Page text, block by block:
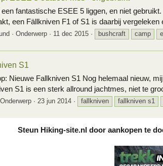
een fantastische ESEE 5 liggen, en niet
een Fällkniven F1 of S1 is daarbij
Onderwerp 11 dec 2015 bushcraft camp
S1
Nieuwe Fallkniven S1 Nog helemaal nieuw,
S1 is een sterk allround jachtmes, niet te
Onderwerp 23 jun 2014 fallkniven fallkniven s1
Steun Hiking-site.nl door aankopen te